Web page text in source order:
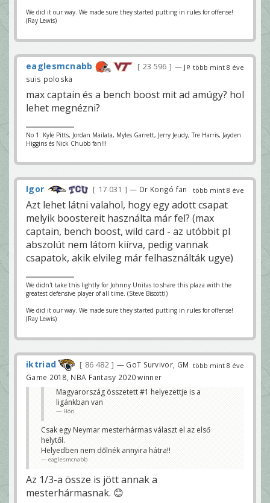
We did it our way. We made sure they started putting in rules for offense!
(Ray Lewis)
több mint 8 éve
eaglesmcnabb 23 596
— je
suis poloska
max captain és a bench boost mit ad amúgy? hol
lehet megnézni?
No 1. Kyle Pitts, Jordan Mailata, Myles Garrett, Jerry Jeudy, Tre Harris, Jayden
Higgins és Nick Chubb fan!!!
több mint 8 éve
Igor 17 031 — Dr Kongó fan
Azt lehet látni valahol, hogy egy adott csapat
melyik boostereit használta már fel? (max
captain, bench boost, wild card - az utóbbit pl
abszolút nem látom kiírva, pedig vannak
csapatok, akik elvileg már felhasználták ugye)
We didn't take this lightly for Johnny Unitas to share this plaza with the
greatest defensive player of all time. (Steve Biscotti)
We did it our way. We made sure they started putting in rules for offense!
(Ray Lewis)
több mint 8 éve
iktriad 86 482
— GoT Survivor, GM
Game 2018, NBA Fantasy 2020 winner
Magyarország összetett #1 helyezettje is a
ligánkban van
Höri
Csak egy Neymar mesterhármas választ el az első
helytől.
Helyedben nem dőlnék annyira hátra!!
eaglesmcnabb
Az 1/3-a össze is jött annak a
mesterhármasnak. 😊